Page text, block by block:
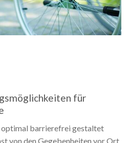
für
optimal barrierefrei gestaltet
von den Gegebenheiten vor Ort